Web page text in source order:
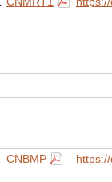
CNBMP